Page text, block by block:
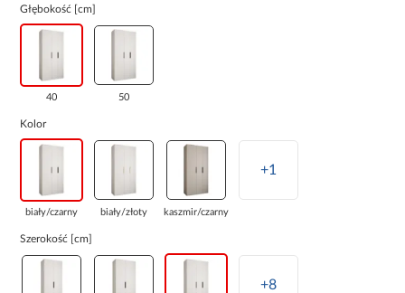
Głębokość [cm]
40 50
Kolor
biały/czarny biały/złoty kaszmir/czarny
+1
Szerokość [cm]
+8